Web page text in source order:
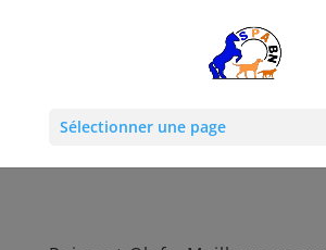
Sélectionner une page